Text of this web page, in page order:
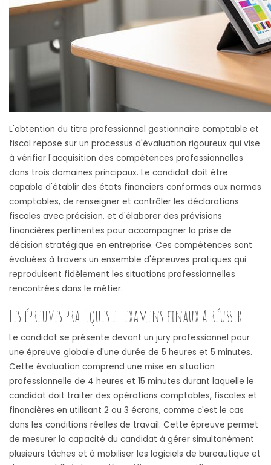
L'obtention du titre professionnel gestionnaire comptable et
fiscal repose sur un processus d'évaluation rigoureux qui vise
à vérifier l'acquisition des compétences professionnelles
dans trois domaines principaux. Le candidat doit être
capable d'établir des états financiers conformes aux normes
comptables, de renseigner et contrôler les déclarations
fiscales avec précision, et d'élaborer des prévisions
financières pertinentes pour accompagner la prise de
décision stratégique en entreprise. Ces compétences sont
évaluées à travers un ensemble d'épreuves pratiques qui
reproduisent fidèlement les situations professionnelles
rencontrées dans le métier.
Les épreuves pratiques et examens finaux à réussir
Le candidat se présente devant un jury professionnel pour
une épreuve globale d'une durée de 5 heures et 5 minutes.
Cette évaluation comprend une mise en situation
professionnelle de 4 heures et 15 minutes durant laquelle le
candidat doit traiter des opérations comptables, fiscales et
financières en utilisant 2 ou 3 écrans, comme c'est le cas
dans les conditions réelles de travail. Cette épreuve permet
de mesurer la capacité du candidat à gérer simultanément
plusieurs tâches et à mobiliser les logiciels de bureautique et